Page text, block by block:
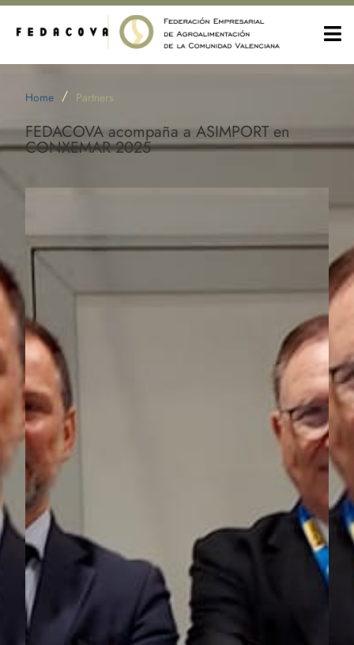
Home / Partners
FEDACOVA acompaña a ASIMPORT en
CONXEMAR 2025